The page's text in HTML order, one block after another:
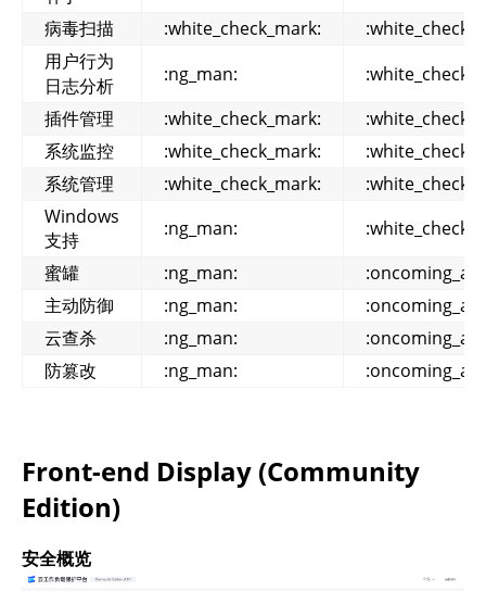
病毒扫描
:white_check_mark:
用户行为
日志分析
:ng_man:
插件管理
:white_check_mark:
系统监控
:white_check_mark:
系统管理
:white_check_mark:
Windows
支持
:ng_man:
蜜罐
:ng_man:
主动防御
:ng_man:
云查杀
:ng_man:
防篡改
:ng_man:
Front-end Display (Community
Edition)
安全概览